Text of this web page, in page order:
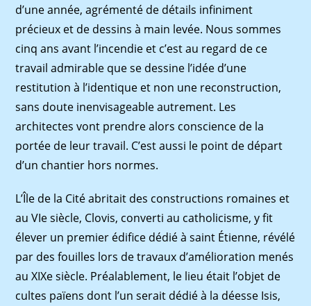
d’une année, agrémenté de détails infiniment
précieux et de dessins à main levée. Nous sommes
cinq ans avant l’incendie et c’est au regard de ce
travail admirable que se dessine l’idée d’une
restitution à l’identique et non une reconstruction,
sans doute inenvisageable autrement. Les
architectes vont prendre alors conscience de la
portée de leur travail. C’est aussi le point de départ
d’un chantier hors normes.
L’Île de la Cité abritait des constructions romaines et
au VIe siècle, Clovis, converti au catholicisme, y fit
élever un premier édifice dédié à saint Étienne, révélé
par des fouilles lors de travaux d’amélioration menés
au XIXe siècle. Préalablement, le lieu était l’objet de
cultes païens dont l’un serait dédié à la déesse Isis,